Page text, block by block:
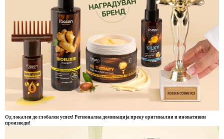
Од локален до глобален успех! Регионална доминација преку оригинални и иновативни
производи!